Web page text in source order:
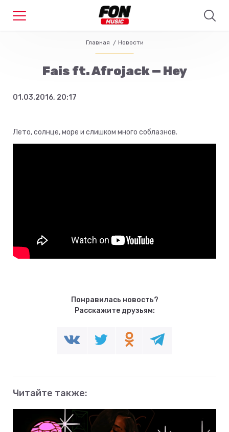
Главная Новости
Fais ft. Afrojack — Hey
01.03.2016, 20:17
Лето, солнце, море и слишком много соблазнов.
Понравилась новость?
Расскажите друзьям:
Читайте также: